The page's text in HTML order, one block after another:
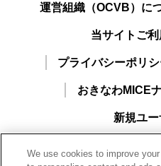
運営組織（OCVB）に
当サイトご
プライバシーポリ
おきなわMICE
新規ユ
We use cookies to improve